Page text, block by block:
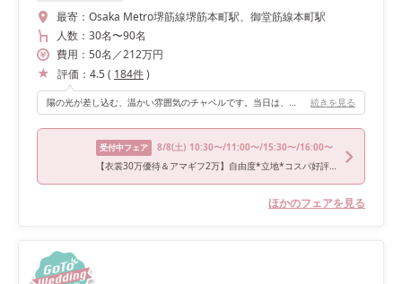
最寄： Osaka Metro堺筋線堺筋本町駅、御堂筋線本町駅
人数： 30名〜90名
費用： 50名 ／212万円
評価： 4.5( 184件)
陽の光が差し込む、温かい雰囲気のチャペルです。当日は、チャペルのバージンロードを芝生にし、それに合わせて会場の装飾もしていただきました！ 続きを見る
受付中フェア 8/8(土) 10:30〜/11:00〜/15:30〜/16:00〜
【衣裳30万優待＆アマギフ2万】自由度*立地*コスパ好評フェア★
ほかのフェアを見る